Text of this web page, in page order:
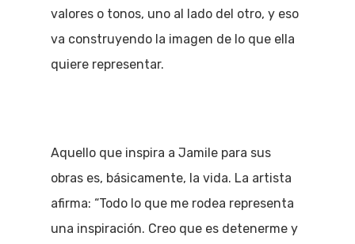
valores o tonos, uno al lado del otro, y eso
va construyendo la imagen de lo que ella
quiere representar.
Aquello que inspira a Jamile para sus
obras es, básicamente, la vida. La artista
afirma: “Todo lo que me rodea representa
una inspiración. Creo que es detenerme y